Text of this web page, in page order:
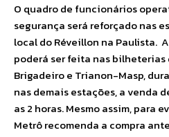
O quadro de funcionários
segurança será reforçado nas
local do Réveillon na Paulista.
poderá ser feita nas bilheterias
Brigadeiro e Trianon-Masp,
nas demais estações, a venda
as 2 horas. Mesmo assim, para
Metrô recomenda a compra